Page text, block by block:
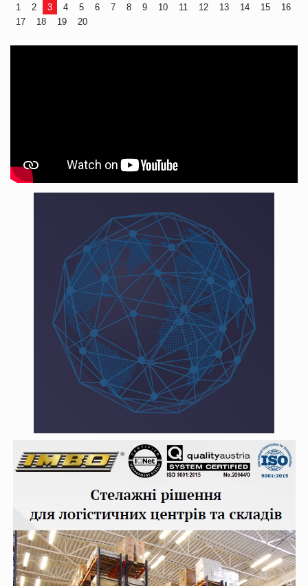
1 2 3 4 5 6 7 8 9 10 11 12 13 14 15
16
17
18 19 20